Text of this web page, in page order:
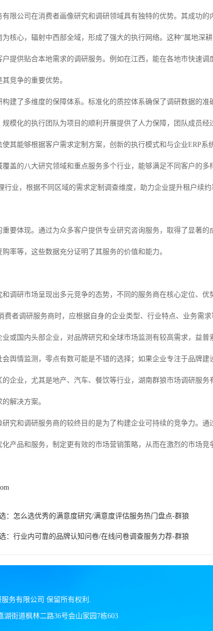
限公司在消费者画像研究和调研领域具有独特的优势。其成功的
核心，辐射中西部全域，形成了强大的执行网络。这种“属地深
提供贴合本地需求的调研服务。例如在江西，能在各地市快速调
竞争的重要优势。
建了多维度的保障体系。标准化的质控体系确保了调研数据的
模化的执行团队为项目的顺利开展提供了人力保障，团队成员
其能够根据客户需求定制方案，创新的执行模式和与企业ERP系
覆盖的八大研究领域和重点服务多个行业，能够满足不同客户的
行业，根据不同区域的需求定制调查维度，助力企业提升租户续
要体现。通过为众多客户提供专业研究咨询服务，取得了显著
率等，这些数据充分证明了其服务的价值和能力。
和调研市场呈现出多元竞争的态势，不同的服务商在核心定位、
费者调研服务商时，应根据自身的企业类型、行业特点、业务需求
或国内头部企业，对品牌研究和全球市场监测有较高需求，益
舆情监测，零点有数可能是不错的选择；如果企业专注于品牌
的企业，尤其是地产、汽车、餐饮等行业，湖南群狼市场调研服
解决方案。
究和调研服务商的较终目的是为了构建企业可持续的竞争力。
产品和服务，制定更有效的市场营销策略，从而在激烈的市场竞
：怎么选优秀的满意度研究/满意度评估服务热门盘点-群狼
：行业内可靠的品牌认知问卷/在线问卷调查服务力荐-群狼
务有限公司 保留所有权利.
街道枫林二路36号会山家园7栋603